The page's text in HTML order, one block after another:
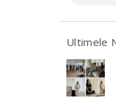
Ultimele